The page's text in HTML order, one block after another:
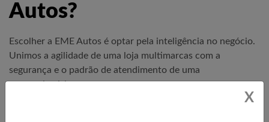
Autos?
Escolher a EME Autos é optar pela inteligência no negócio.
Unimos a agilidade de uma loja multimarcas com a
segurança e o padrão de atendimento de uma
concessionária.
X